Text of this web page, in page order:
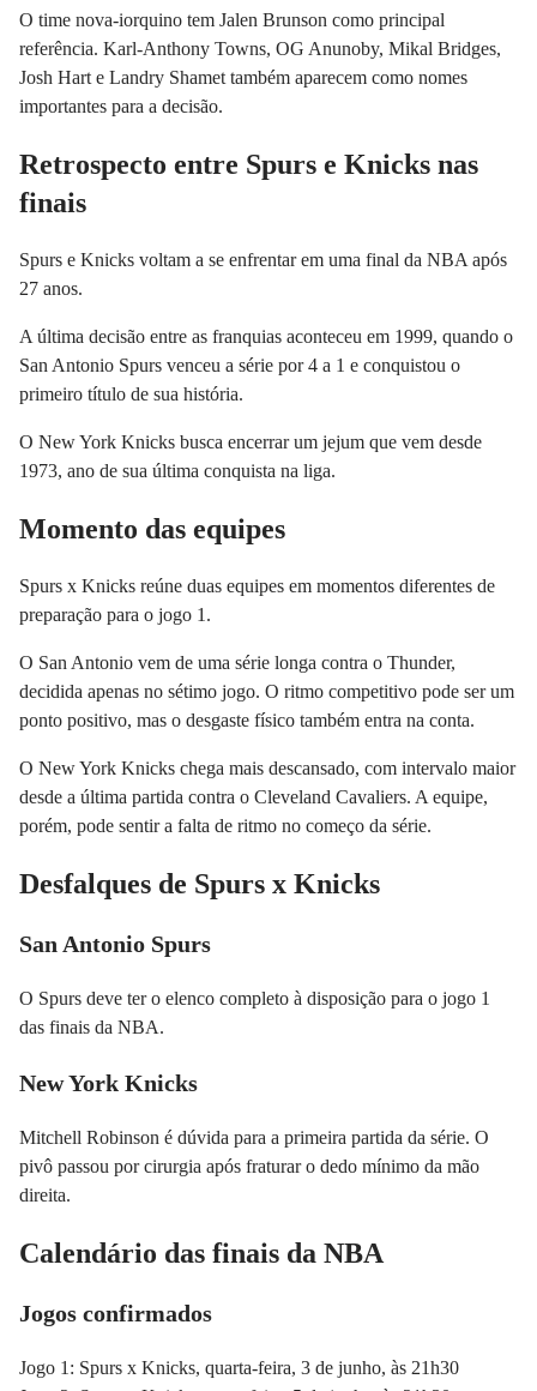
O time nova-iorquino tem Jalen Brunson como principal
referência. Karl-Anthony Towns, OG Anunoby, Mikal Bridges,
Josh Hart e Landry Shamet também aparecem como nomes
importantes para a decisão.
Retrospecto entre Spurs e Knicks nas
finais
Spurs e Knicks voltam a se enfrentar em uma final da NBA após
27 anos.
A última decisão entre as franquias aconteceu em 1999, quando o
San Antonio Spurs venceu a série por 4 a 1 e conquistou o
primeiro título de sua história.
O New York Knicks busca encerrar um jejum que vem desde
1973, ano de sua última conquista na liga.
Momento das equipes
Spurs x Knicks reúne duas equipes em momentos diferentes de
preparação para o jogo 1.
O San Antonio vem de uma série longa contra o Thunder,
decidida apenas no sétimo jogo. O ritmo competitivo pode ser um
ponto positivo, mas o desgaste físico também entra na conta.
O New York Knicks chega mais descansado, com intervalo maior
desde a última partida contra o Cleveland Cavaliers. A equipe,
porém, pode sentir a falta de ritmo no começo da série.
Desfalques de Spurs x Knicks
San Antonio Spurs
O Spurs deve ter o elenco completo à disposição para o jogo 1
das finais da NBA.
New York Knicks
Mitchell Robinson é dúvida para a primeira partida da série. O
pivô passou por cirurgia após fraturar o dedo mínimo da mão
direita.
Calendário das finais da NBA
Jogos confirmados
Jogo 1: Spurs x Knicks, quarta-feira, 3 de junho, às 21h30